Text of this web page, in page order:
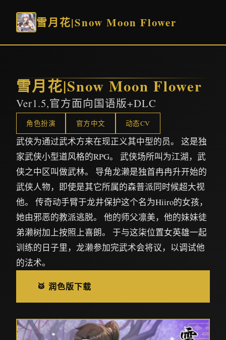
雪月花|Snow Moon Flower
雪月花|Snow Moon Flower
Ver1.5,官方面向国语版+DLC
角色扮演 官方中文 动态CV
武侠为通过武术方来在现正义其中型的员。 这是独
家武侠小型道风格的RPG。 武侠场所叫为江湖，武
侠之中区叫做武林。 导角龙濑是独首冉冉升开始的
武侠人物，即使是其它所属的森普派同时候超大视
他。 传奇动手臂于龙井保护这个名为Hiiro的女孩，
她由邪恶的教派逃脱。 他的师父凛美，他的妹妹徒
弟濑树加上按照上喜朗。 于与这柒位置女英雄一起
训练的日子里，龙濑参加完武术会将议，以调试他
的法术。
🥁 润色版下载